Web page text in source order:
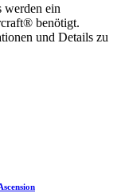
werden ein
benötigt.
und Details zu